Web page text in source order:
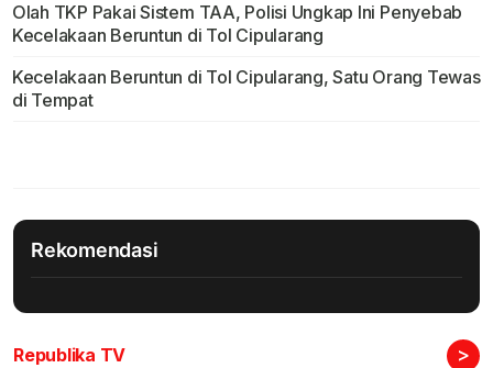
Olah TKP Pakai Sistem TAA, Polisi Ungkap Ini Penyebab
Kecelakaan Beruntun di Tol Cipularang
Kecelakaan Beruntun di Tol Cipularang, Satu Orang Tewas
di Tempat
Rekomendasi
Republika TV >